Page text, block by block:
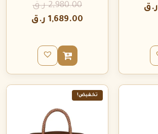
ر.ق 2,980.00 ر.ق
1,689.00 ر.ق
تخفيض!